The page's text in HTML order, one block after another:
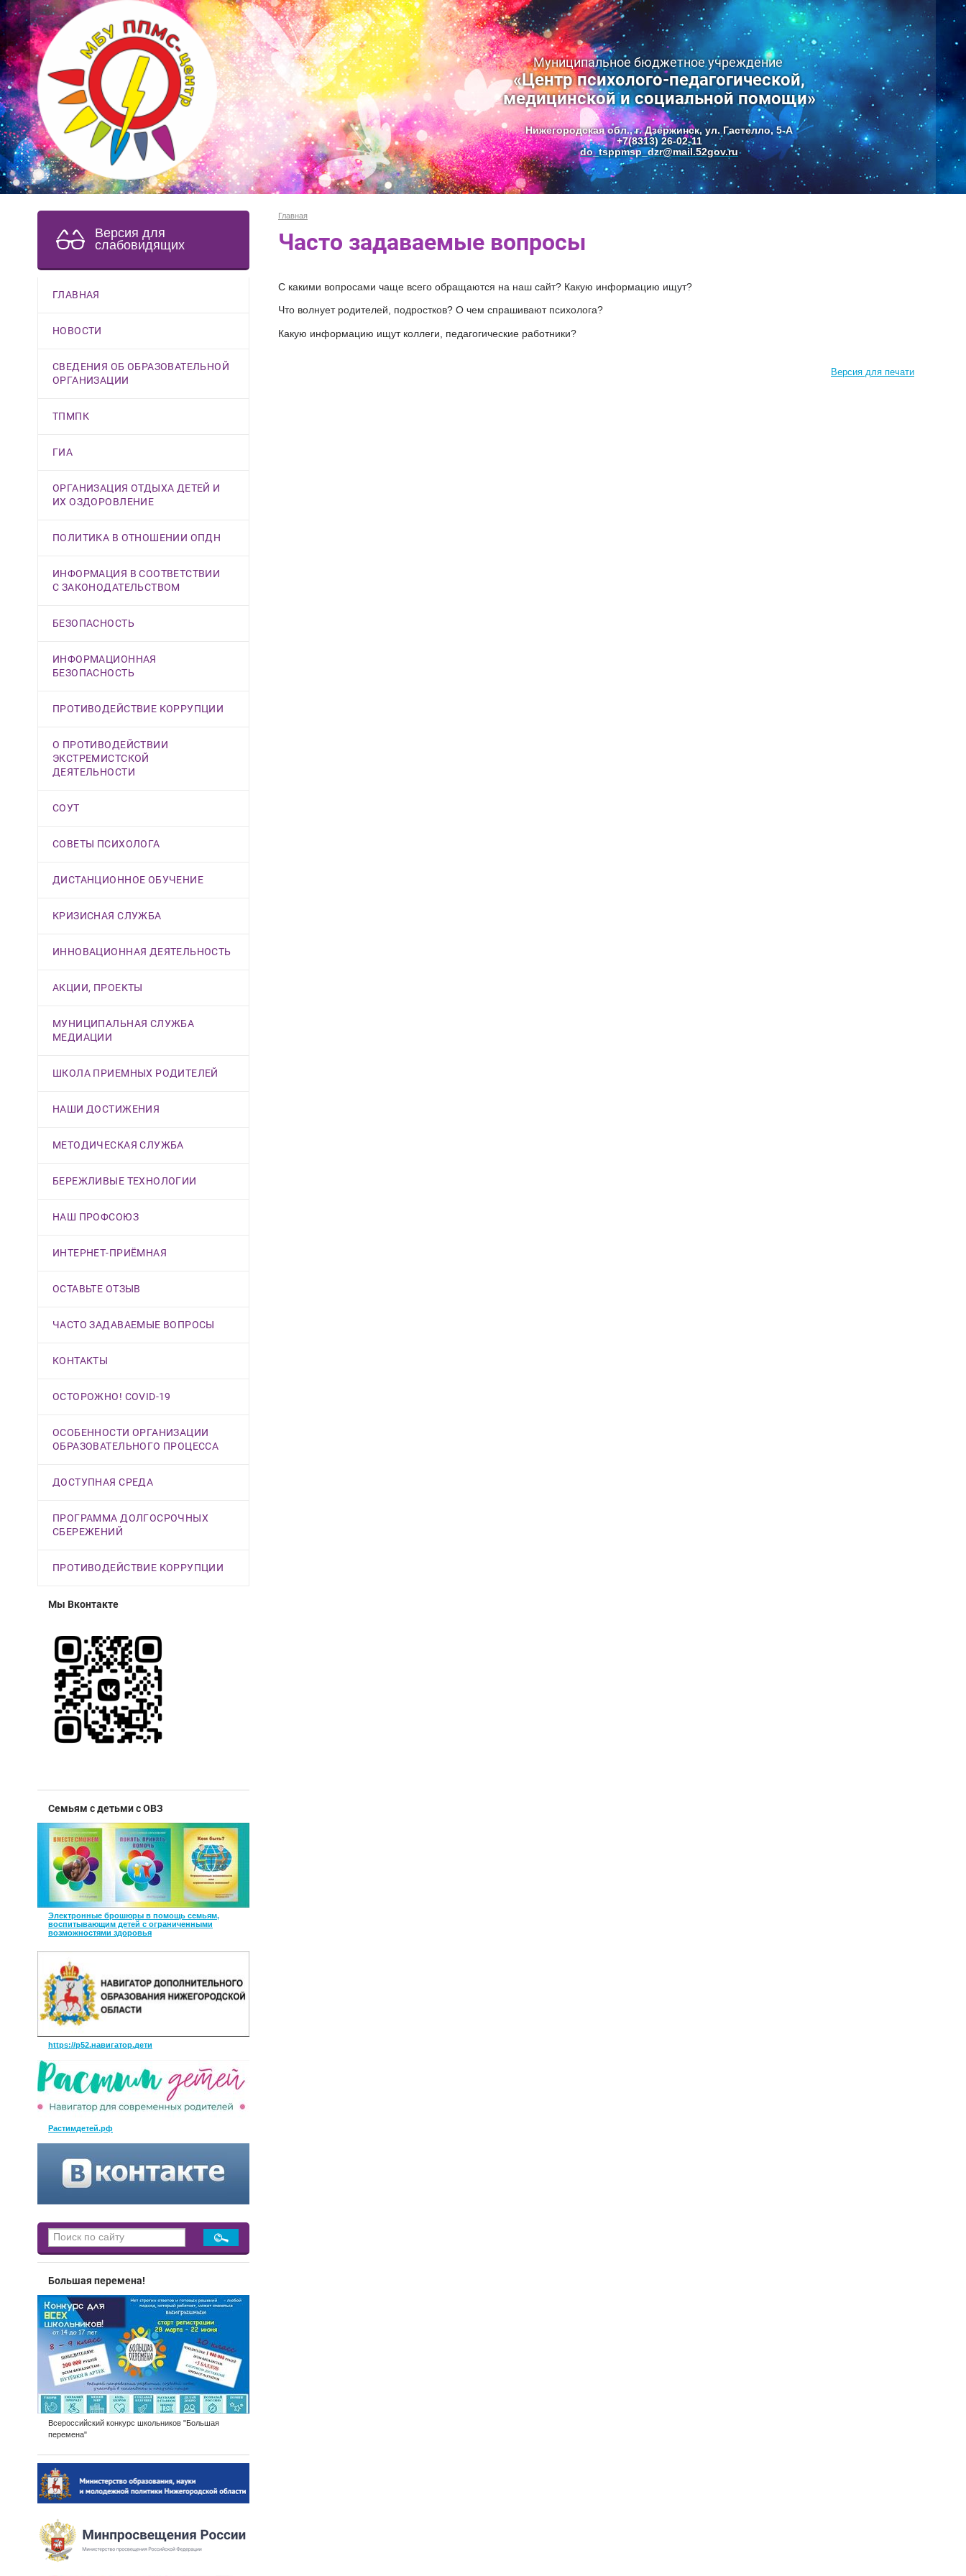
Муниципальное бюджетное учреждение
«Центр психолого-педагогической,
медицинской и социальной помощи»
Нижегородская обл., г. Дзержинск, ул. Гастелло, 5-А
+7(8313) 26-02-11
do_tsppmsp_dzr@mail.52gov.ru
Версия для
слабовидящих
ГЛАВНАЯ
НОВОСТИ
СВЕДЕНИЯ ОБ ОБРАЗОВАТЕЛЬНОЙ
ОРГАНИЗАЦИИ
ТПМПК
ГИА
ОРГАНИЗАЦИЯ ОТДЫХА ДЕТЕЙ И
ИХ ОЗДОРОВЛЕНИЕ
ПОЛИТИКА В ОТНОШЕНИИ ОПДН
ИНФОРМАЦИЯ В СООТВЕТСТВИИ
С ЗАКОНОДАТЕЛЬСТВОМ
БЕЗОПАСНОСТЬ
ИНФОРМАЦИОННАЯ
БЕЗОПАСНОСТЬ
ПРОТИВОДЕЙСТВИЕ КОРРУПЦИИ
О ПРОТИВОДЕЙСТВИИ
ЭКСТРЕМИСТСКОЙ
ДЕЯТЕЛЬНОСТИ
СОУТ
СОВЕТЫ ПСИХОЛОГА
ДИСТАНЦИОННОЕ ОБУЧЕНИЕ
КРИЗИСНАЯ СЛУЖБА
ИННОВАЦИОННАЯ ДЕЯТЕЛЬНОСТЬ
АКЦИИ, ПРОЕКТЫ
МУНИЦИПАЛЬНАЯ СЛУЖБА
МЕДИАЦИИ
ШКОЛА ПРИЕМНЫХ РОДИТЕЛЕЙ
НАШИ ДОСТИЖЕНИЯ
МЕТОДИЧЕСКАЯ СЛУЖБА
БЕРЕЖЛИВЫЕ ТЕХНОЛОГИИ
НАШ ПРОФСОЮЗ
ИНТЕРНЕТ-ПРИЁМНАЯ
ОСТАВЬТЕ ОТЗЫВ
ЧАСТО ЗАДАВАЕМЫЕ ВОПРОСЫ
КОНТАКТЫ
ОСТОРОЖНО! COVID-19
ОСОБЕННОСТИ ОРГАНИЗАЦИИ
ОБРАЗОВАТЕЛЬНОГО ПРОЦЕССА
ДОСТУПНАЯ СРЕДА
ПРОГРАММА ДОЛГОСРОЧНЫХ
СБЕРЕЖЕНИЙ
ПРОТИВОДЕЙСТВИЕ КОРРУПЦИИ
Мы Вконтакте
Семьям с детьми с ОВЗ
Электронные брошюры в помощь семьям,
воспитывающим детей с ограниченными
возможностями здоровья
https://р52.навигатор.дети
Растимдетей.рф
Большая перемена!
Всероссийский конкурс школьников "Большая
перемена"
Главная
Часто задаваемые вопросы
С какими вопросами чаще всего обращаются на наш сайт? Какую информацию ищут?
Что волнует родителей, подростков? О чем спрашивают психолога?
Какую информацию ищут коллеги, педагогические работники?
Версия для печати